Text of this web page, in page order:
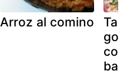
Arroz al comino